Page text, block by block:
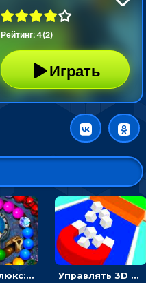
Рейтинг: 4 (2)
Играть
Зумар Делюкс: бросай шарики с черепашкой, чтобы остановить очередь Управлять 3D магнитом, чтобы собирать фигуры и сбрасывать в пропасть